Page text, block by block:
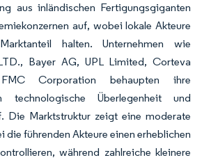
aus inländischen Fertigungsgiganten
auf, wobei lokale Akteure
halten. Unternehmen wie
Bayer AG, UPL Limited, Corteva
Corporation behaupten ihre
technologische Überlegenheit und
Die Marktstruktur zeigt eine moderate
die führenden Akteure einen erheblichen
während zahlreiche kleinere